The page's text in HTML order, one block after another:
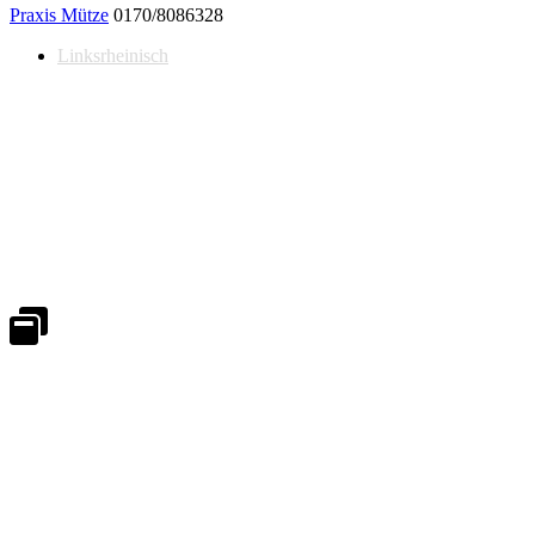
Praxis Mütze 0170/8086328
Linksrheinisch